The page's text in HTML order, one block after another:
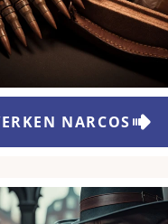
NARCOS